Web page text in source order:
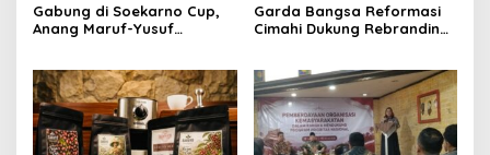
Gabung di Soekarno Cup,
Anang Maruf-Yusuf
Air
Garda Bangsa Reformasi
Cimahi Dukung Rebranding
Pelayanan